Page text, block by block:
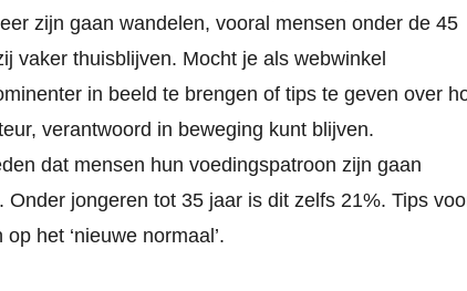
zijn gaan wandelen, vooral mensen onder de 45
vaker thuisblijven. Mocht je als webwinkel
in beeld te brengen of tips te geven over
verantwoord in beweging kunt blijven.
dat mensen hun voedingspatroon zijn gaan
jongeren tot 35 jaar is dit zelfs 21%. Tips
het ‘nieuwe normaal’.